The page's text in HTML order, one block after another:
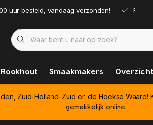
uur besteld, vandaag verzonden! Ruim
Rookhout Smaakmakers
Zuid-Holland-Zuid en de Hoekse
gemakkelijk online.